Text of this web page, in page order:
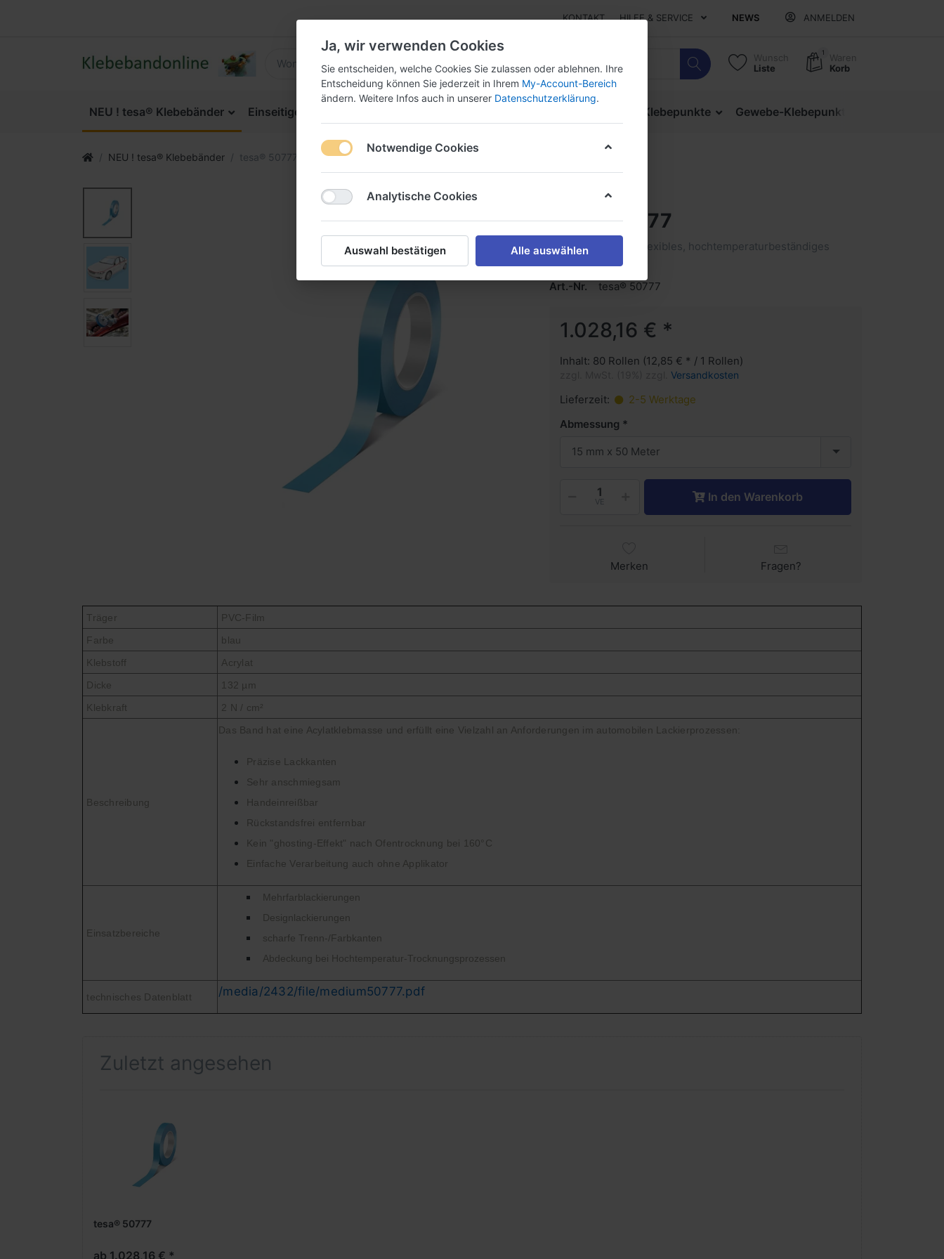
KONTAKT HILFE & SERVICE NEWS ANMELDEN
Wunsch
Liste
1
Waren
Korb
NEU ! tesa® Klebebänder Einseitige Klebebänder Doppelseitige Klebepunkte Gewebe-Klebepunkte
NEU ! tesa® Klebebänder tesa® 50777
tesa® 50777
tesa 50777 ist ein flexibles, hochtemperaturbeständiges
Abdeckband.
Art.-Nr.
tesa® 50777
1.028,16 € *
Inhalt: 80 Rollen (12,85 € * / 1 Rollen)
Versandkosten
Lieferzeit:
2-5 Werktage
Abmessung
15 mm x 50 Meter
VE In den Warenkorb
Merken Fragen?
Träger
PVC-Film
Farbe
blau
Klebstoff
Acrylat
Dicke
132 µm
Klebkraft
2 N / cm²
Beschreibung
Das Band hat eine Acylatklebmasse und erfüllt eine Vielzahl an Anforderungen im automobilen Lackierprozessen:
Präzise Lackkanten
Sehr anschmiegsam
Handeinreißbar
Rückstandsfrei entfernbar
Kein "ghosting-Effekt" nach Ofentrocknung bei 160°C
Einfache Verarbeitung auch ohne Applikator
Einsatzbereiche
Mehrfarblackierungen
Designlackierungen
scharfe Trenn-/Farbkanten
Abdeckung bei Hochtemperatur-Trocknungsprozessen
technisches Datenblatt /media/2432/file/medium50777.pdf
Zuletzt angesehen
tesa® 50777
ab 1.028,16 € *
Ja, wir verwenden Cookies
Sie entscheiden, welche Cookies Sie zulassen oder ablehnen. Ihre
Entscheidung können Sie jederzeit in Ihrem My-Account-Bereich
ändern. Weitere Infos auch in unserer Datenschutzerklärung.
Notwendige Cookies
Analytische Cookies
Auswahl bestätigen Alle auswählen